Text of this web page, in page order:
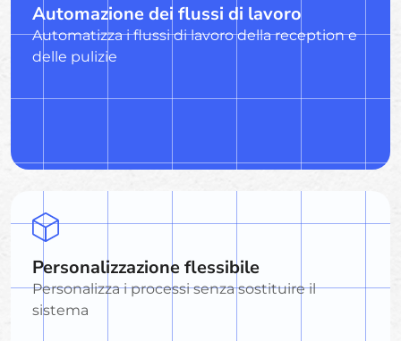
Automazione dei flussi di lavoro
Automatizza i flussi di lavoro della reception e
delle pulizie
Personalizzazione flessibile
Personalizza i processi senza sostituire il
sistema